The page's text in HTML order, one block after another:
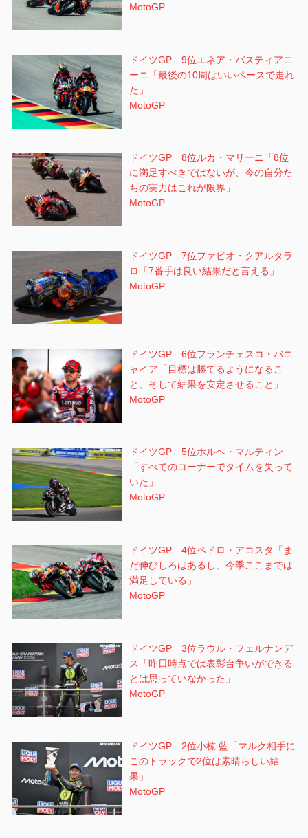
MotoGP
ドイツGP 9位エネア・バスティアニ
ーニ「最後の10周はいいペースで走れ
た」
MotoGP
ドイツGP 8位ルカ・マリーニ「8位
に満足すべきではないが、今の自分た
ちの実力はこれが限界」
MotoGP
ドイツGP 7位ファビオ・クアルタラ
ロ「7番手は良い結果だと言える」
MotoGP
ドイツGP 6位フランチェスコ・バニ
ャイア「目標は勝てるようになるこ
と、そして結果を安定させること」
MotoGP
ドイツGP 5位ホルヘ・マルティン
「すべてのコーナーでタイムを失って
いた」
MotoGP
ドイツGP 4位ペドロ・アコスタ「ま
だ伸びしろはあるし、今季ここまでは
満足している」
MotoGP
ドイツGP 3位ラウル・フェルナンデ
ス「昨日時点では表彰台争いができる
とは思っていなかった」
MotoGP
ドイツGP 2位小椋 藍「マルク相手に
このトラックで2位は素晴らしい結
果」
MotoGP